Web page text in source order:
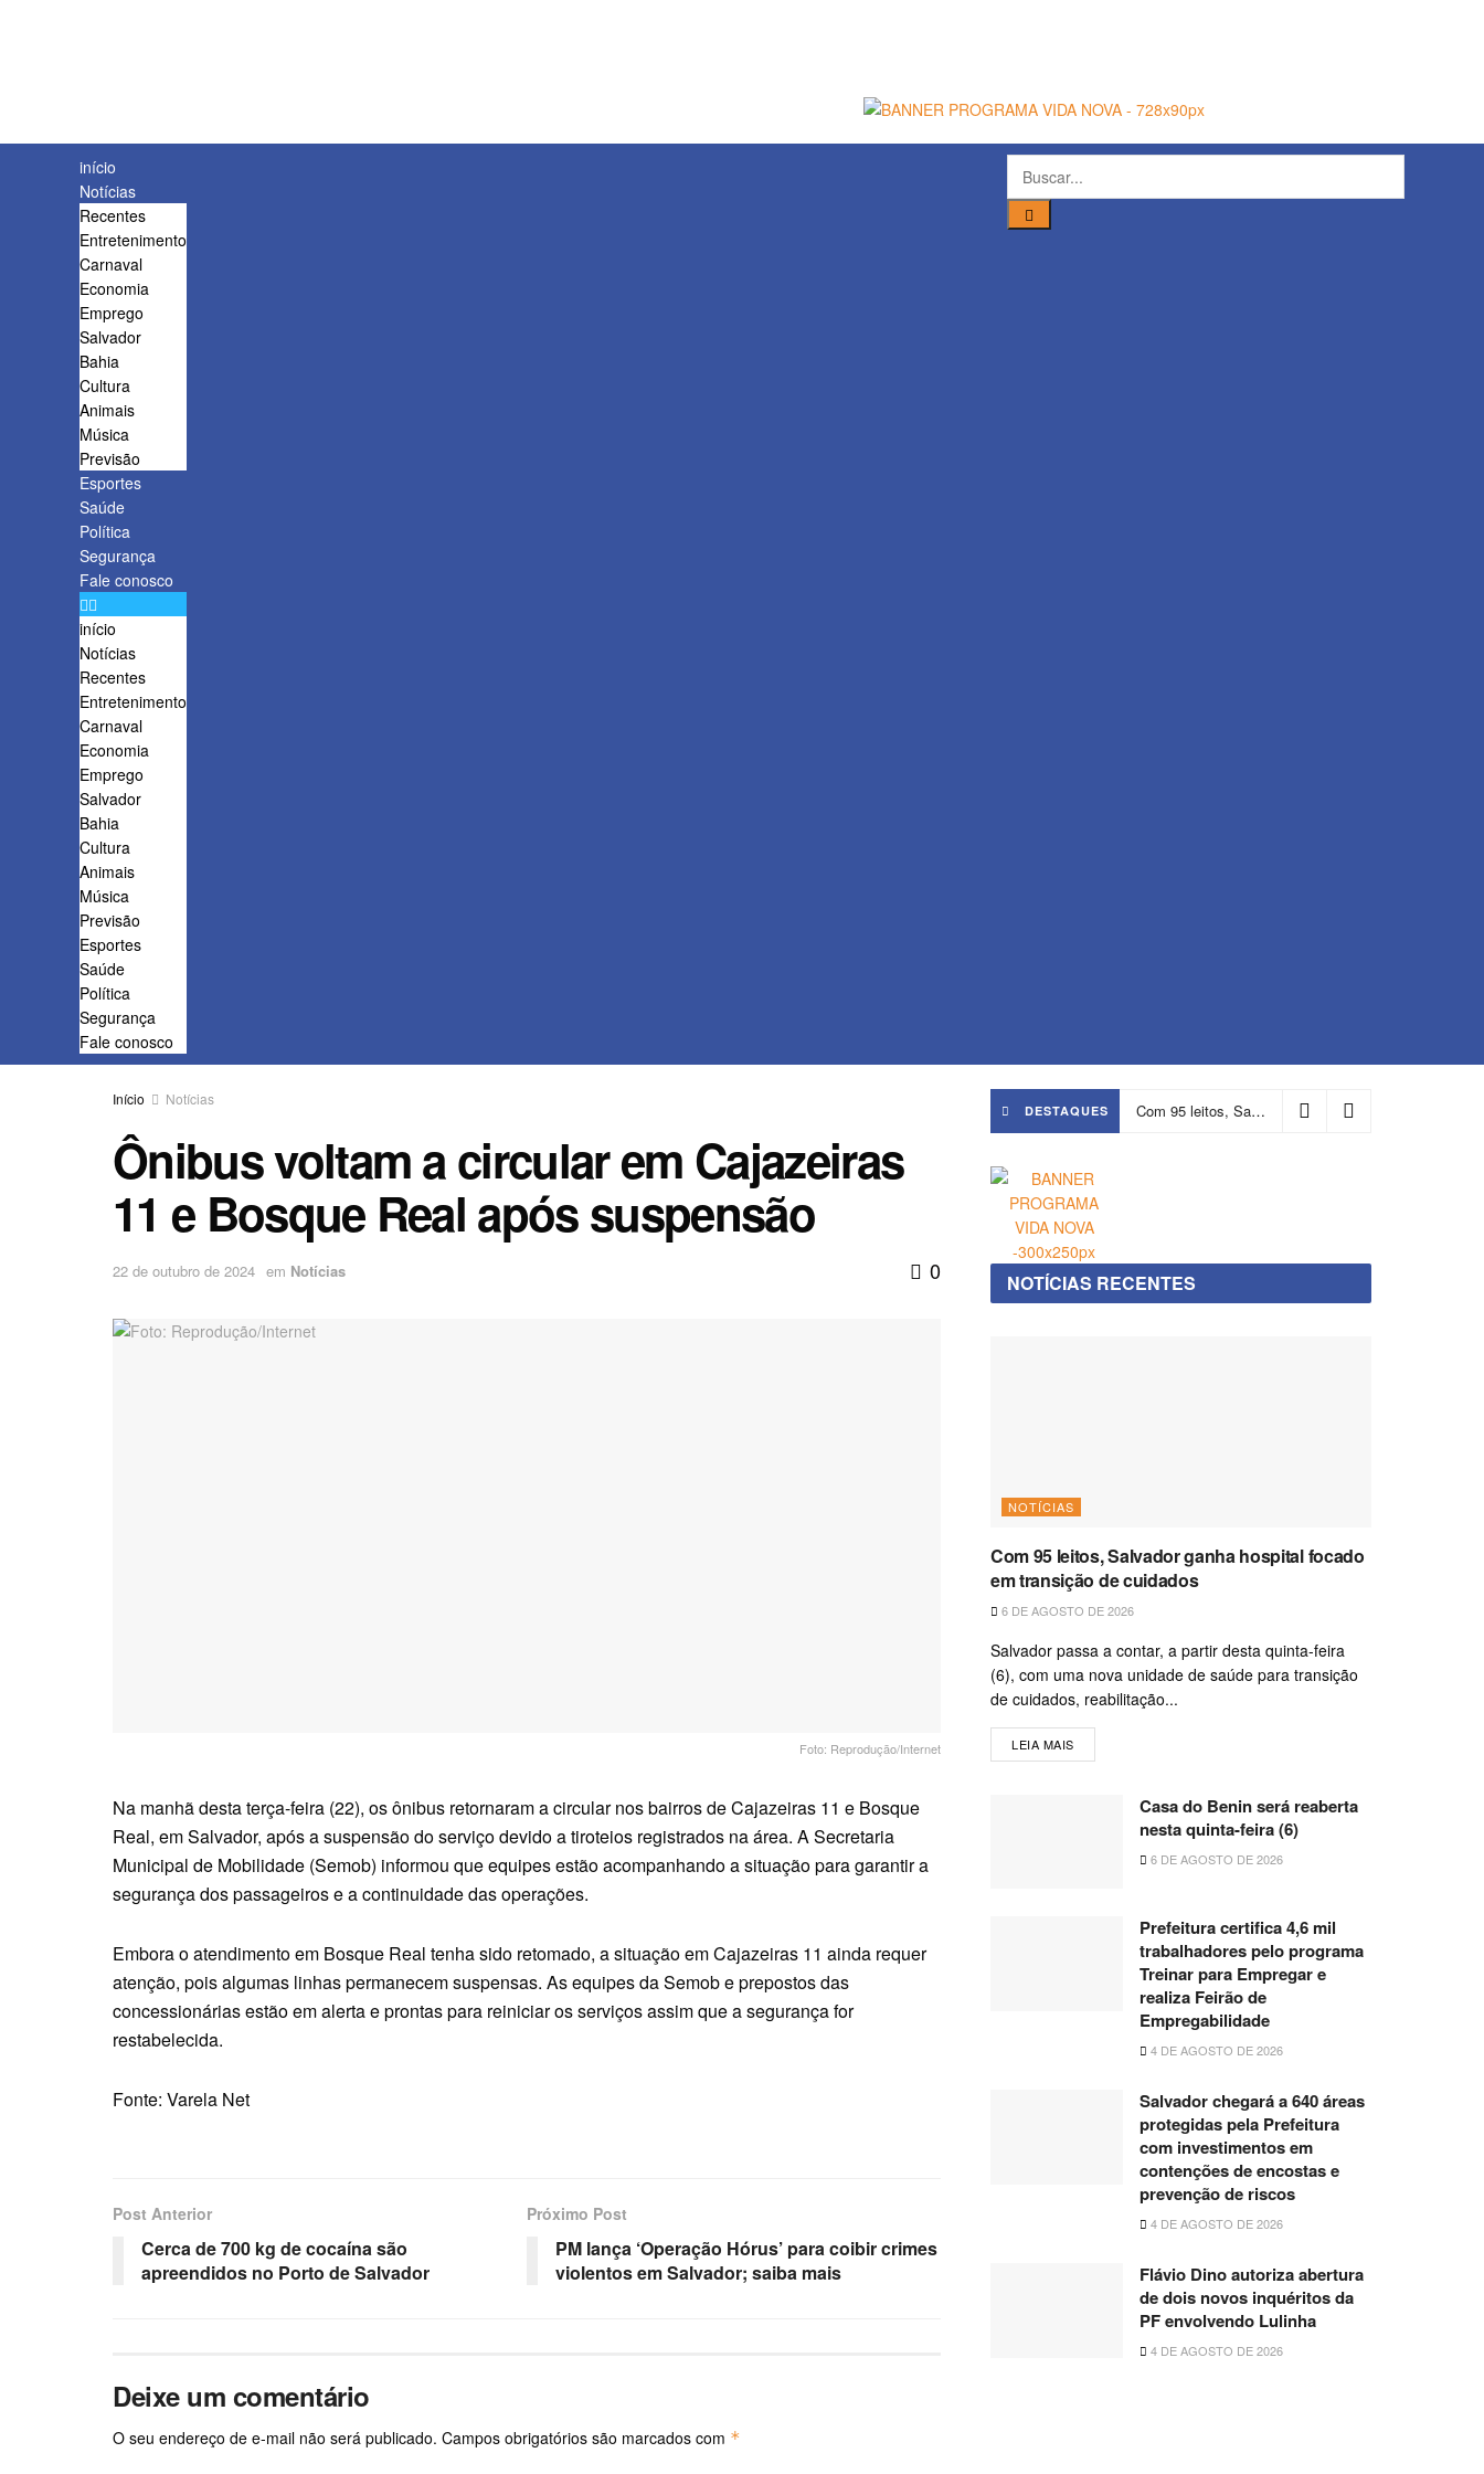
início
Notícias
Recentes
Entretenimento
Carnaval
Economia
Emprego
Salvador
Bahia
Cultura
Animais
Música
Previsão
Esportes
Saúde
Política
Segurança
Fale conosco
início
Notícias
Recentes
Entretenimento
Carnaval
Economia
Emprego
Salvador
Bahia
Cultura
Animais
Música
Previsão
Esportes
Saúde
Política
Segurança
Fale conosco
Início Notícias
Ônibus voltam a circular em Cajazeiras
11 e Bosque Real após suspensão
22 de outubro de 2024 em Notícias 0
Foto: Reprodução/Internet
Na manhã desta terça-feira (22), os ônibus retornaram a circular nos bairros de Cajazeiras 11 e Bosque
Real, em Salvador, após a suspensão do serviço devido a tiroteios registrados na área. A Secretaria
Municipal de Mobilidade (Semob) informou que equipes estão acompanhando a situação para garantir a
segurança dos passageiros e a continuidade das operações.
Embora o atendimento em Bosque Real tenha sido retomado, a situação em Cajazeiras 11 ainda requer
atenção, pois algumas linhas permanecem suspensas. As equipes da Semob e prepostos das
concessionárias estão em alerta e prontas para reiniciar os serviços assim que a segurança for
restabelecida.
Fonte: Varela Net
Post Anterior
Cerca de 700 kg de cocaína são
apreendidos no Porto de Salvador
Próximo Post
PM lança ‘Operação Hórus’ para coibir crimes
violentos em Salvador; saiba mais
Deixe um comentário
O seu endereço de e-mail não será publicado. Campos obrigatórios são marcados com *
DESTAQUES Com 95 leitos, Salvador ganha hospital focado em transição de cuidados
NOTÍCIAS RECENTES
NOTÍCIAS
Com 95 leitos, Salvador ganha hospital focado
em transição de cuidados
6 DE AGOSTO DE 2026
Salvador passa a contar, a partir desta quinta-feira
(6), com uma nova unidade de saúde para transição
de cuidados, reabilitação...
LEIA MAIS
Casa do Benin será reaberta
nesta quinta-feira (6)
6 DE AGOSTO DE 2026
Prefeitura certifica 4,6 mil
trabalhadores pelo programa
Treinar para Empregar e
realiza Feirão de
Empregabilidade
4 DE AGOSTO DE 2026
Salvador chegará a 640 áreas
protegidas pela Prefeitura
com investimentos em
contenções de encostas e
prevenção de riscos
4 DE AGOSTO DE 2026
Flávio Dino autoriza abertura
de dois novos inquéritos da
PF envolvendo Lulinha
4 DE AGOSTO DE 2026